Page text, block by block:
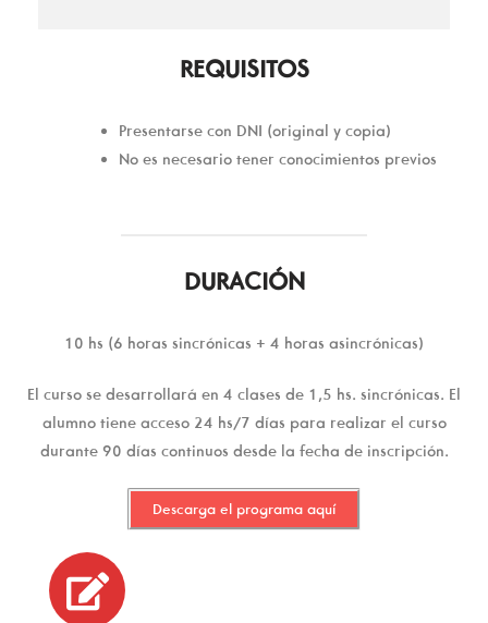
REQUISITOS
Presentarse con DNI (original y copia)
No es necesario tener conocimientos previos
DURACIÓN
10 hs (6 horas sincrónicas + 4 horas asincrónicas)
El curso se desarrollará en 4 clases de 1,5 hs. sincrónicas. El
alumno tiene acceso 24 hs/7 días para realizar el curso
durante 90 días continuos desde la fecha de inscripción.
Descarga el programa aquí